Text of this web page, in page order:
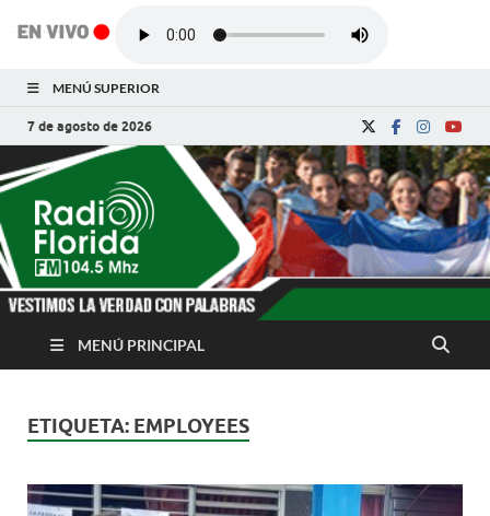
MENÚ SUPERIOR
7 de agosto de 2026
Radio Florida de
Cuba
Noticias y Actualidades de Florida, Camagüey,
MENÚ PRINCIPAL
ETIQUETA: EMPLOYEES